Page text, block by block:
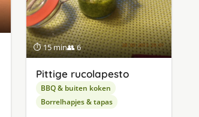
⏱ 15 min👥 6
Pittige rucolapesto
BBQ & buiten koken
Borrelhapjes & tapas